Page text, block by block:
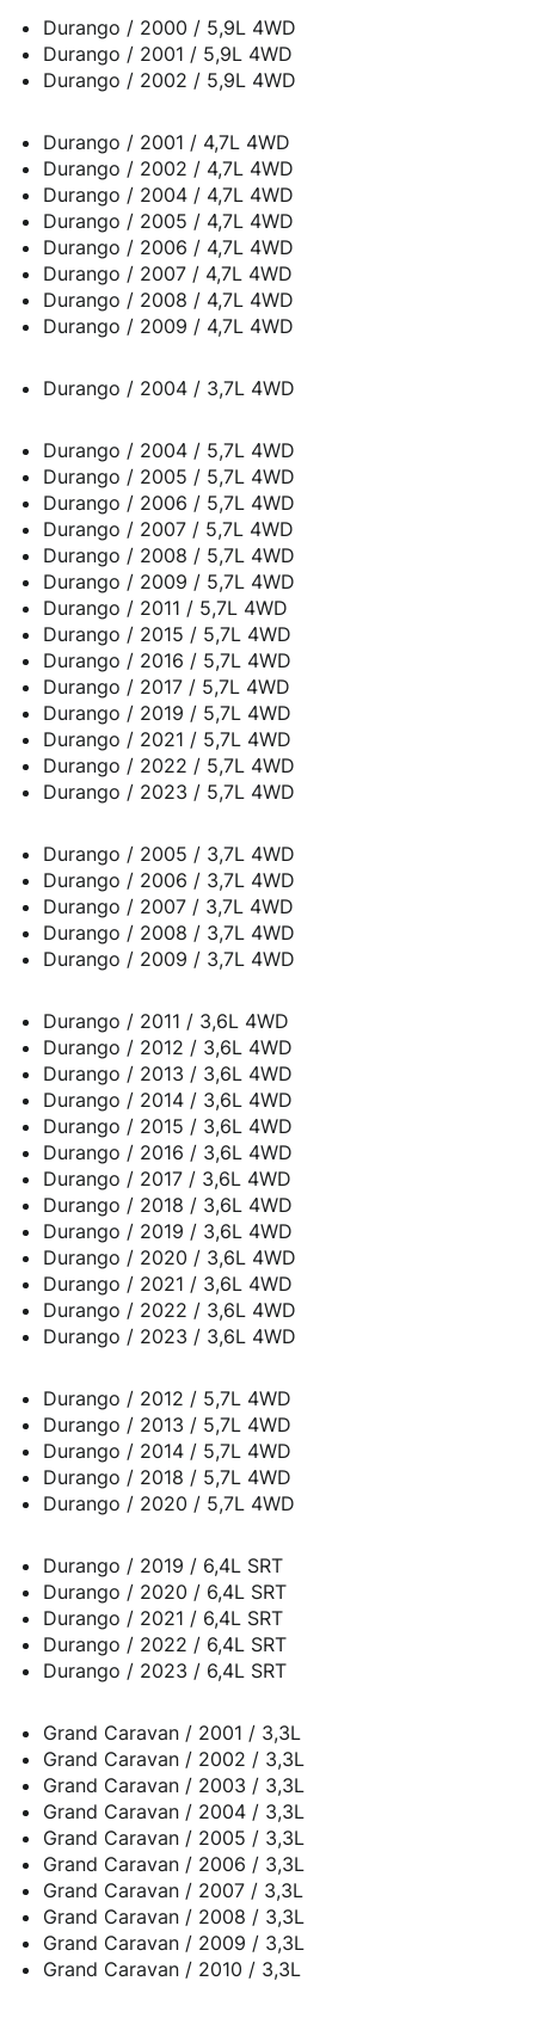
Durango / 2000 / 5,9L 4WD
Durango / 2001 / 5,9L 4WD
Durango / 2002 / 5,9L 4WD
Durango / 2001 / 4,7L 4WD
Durango / 2002 / 4,7L 4WD
Durango / 2004 / 4,7L 4WD
Durango / 2005 / 4,7L 4WD
Durango / 2006 / 4,7L 4WD
Durango / 2007 / 4,7L 4WD
Durango / 2008 / 4,7L 4WD
Durango / 2009 / 4,7L 4WD
Durango / 2004 / 3,7L 4WD
Durango / 2004 / 5,7L 4WD
Durango / 2005 / 5,7L 4WD
Durango / 2006 / 5,7L 4WD
Durango / 2007 / 5,7L 4WD
Durango / 2008 / 5,7L 4WD
Durango / 2009 / 5,7L 4WD
Durango / 2011 / 5,7L 4WD
Durango / 2015 / 5,7L 4WD
Durango / 2016 / 5,7L 4WD
Durango / 2017 / 5,7L 4WD
Durango / 2019 / 5,7L 4WD
Durango / 2021 / 5,7L 4WD
Durango / 2022 / 5,7L 4WD
Durango / 2023 / 5,7L 4WD
Durango / 2005 / 3,7L 4WD
Durango / 2006 / 3,7L 4WD
Durango / 2007 / 3,7L 4WD
Durango / 2008 / 3,7L 4WD
Durango / 2009 / 3,7L 4WD
Durango / 2011 / 3,6L 4WD
Durango / 2012 / 3,6L 4WD
Durango / 2013 / 3,6L 4WD
Durango / 2014 / 3,6L 4WD
Durango / 2015 / 3,6L 4WD
Durango / 2016 / 3,6L 4WD
Durango / 2017 / 3,6L 4WD
Durango / 2018 / 3,6L 4WD
Durango / 2019 / 3,6L 4WD
Durango / 2020 / 3,6L 4WD
Durango / 2021 / 3,6L 4WD
Durango / 2022 / 3,6L 4WD
Durango / 2023 / 3,6L 4WD
Durango / 2012 / 5,7L 4WD
Durango / 2013 / 5,7L 4WD
Durango / 2014 / 5,7L 4WD
Durango / 2018 / 5,7L 4WD
Durango / 2020 / 5,7L 4WD
Durango / 2019 / 6,4L SRT
Durango / 2020 / 6,4L SRT
Durango / 2021 / 6,4L SRT
Durango / 2022 / 6,4L SRT
Durango / 2023 / 6,4L SRT
Grand Caravan / 2001 / 3,3L
Grand Caravan / 2002 / 3,3L
Grand Caravan / 2003 / 3,3L
Grand Caravan / 2004 / 3,3L
Grand Caravan / 2005 / 3,3L
Grand Caravan / 2006 / 3,3L
Grand Caravan / 2007 / 3,3L
Grand Caravan / 2008 / 3,3L
Grand Caravan / 2009 / 3,3L
Grand Caravan / 2010 / 3,3L